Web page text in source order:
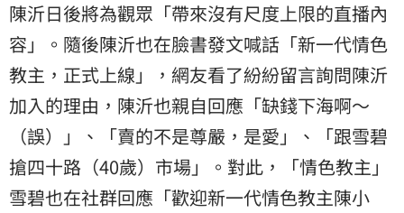
陳沂日後將為觀眾「帶來沒有尺度上限的直播內
容」。隨後陳沂也在臉書發文喊話「新一代情色
教主，正式上線」，網友看了紛紛留言詢問陳沂
加入的理由，陳沂也親自回應「缺錢下海啊～
（誤）」、「賣的不是尊嚴，是愛」、「跟雪碧
搶四十路（40歲）市場」。對此，「情色教主」
雪碧也在社群回應「歡迎新一代情色教主陳小